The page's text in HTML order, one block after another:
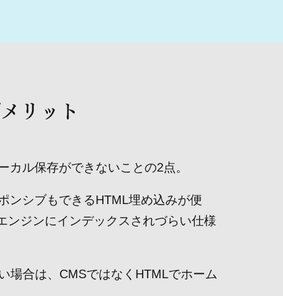
リット
ル保存ができないことの2点。
ンシブもできるHTML埋め込みが便
ンジンにインデックスされづらい仕様
場合は、CMSではなくHTMLでホーム